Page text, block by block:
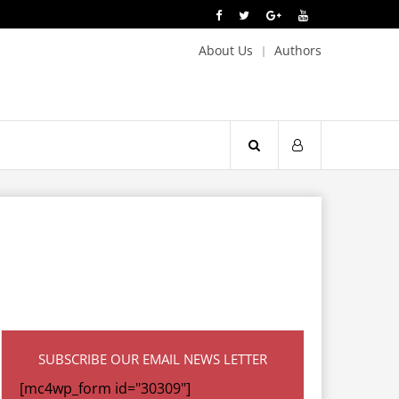
About Us Authors
SUBSCRIBE OUR EMAIL NEWS LETTER
[mc4wp_form id="30309"]